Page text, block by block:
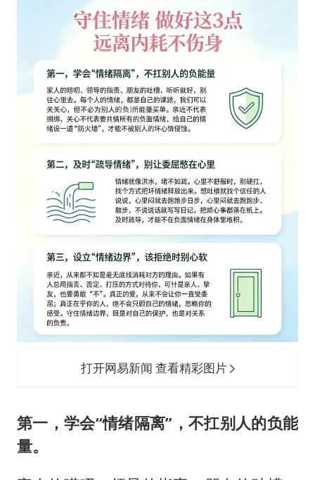
打开网易新闻 查看精彩图片
第一，学会“情绪隔离”，不扛别人的负能
量。